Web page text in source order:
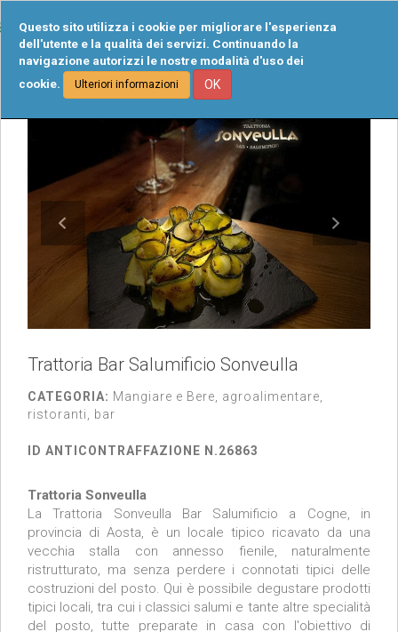
Questo sito utilizza i cookie per migliorare l'esperienza
dell'utente e la qualità dei servizi. Continuando la
navigazione autorizzi le nostre modalità d'uso dei
cookie.
Ulteriori informazioni OK
Trattoria Bar Salumificio Sonveulla
CATEGORIA: Mangiare e Bere, agroalimentare,
ristoranti, bar
ID ANTICONTRAFFAZIONE N.26863
Trattoria Sonveulla
La Trattoria Sonveulla Bar Salumificio a Cogne, in
provincia di Aosta, è un locale tipico ricavato da una
vecchia stalla con annesso fienile, naturalmente
ristrutturato, ma senza perdere i connotati tipici delle
costruzioni del posto. Qui è possibile degustare prodotti
tipici locali, tra cui i classici salumi e tante altre specialità
del posto, tutte preparate in casa con l'obiettivo di